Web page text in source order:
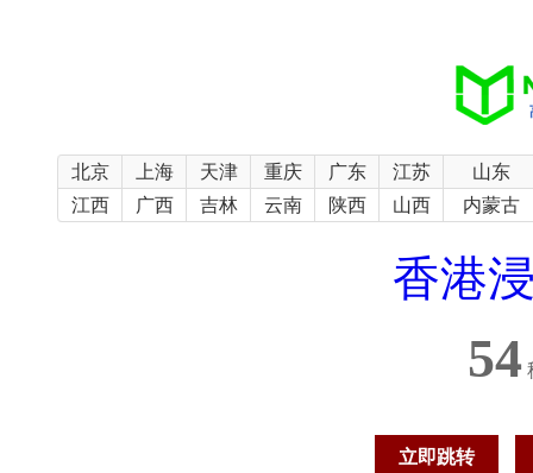
北京 上海 天津 重庆 广东 江苏
山东
江西
广西 吉林 云南 陕西 山西 内蒙古
香港
54
立即跳转